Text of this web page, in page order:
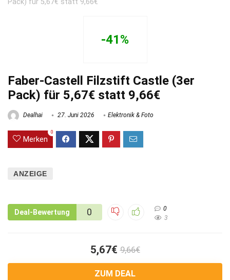
-41%
Faber-Castell Filzstift Castle (3er
Pack) für 5,67€ statt 9,66€
Dealhai 27. Juni 2026 Elektronik & Foto
Merken
0
ANZEIGE
Deal-Bewertung 0
0
3
5,67€ 9,66€
ZUM DEAL